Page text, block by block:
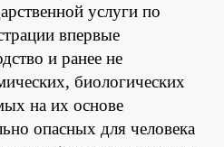
услуги по
впервые
и ранее не
биологических
на их основе
опасных для человека